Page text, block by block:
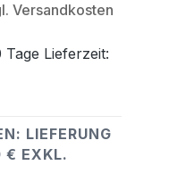
Versandkosten
Lieferzeit:
LIEFERUNG
€ EXKL.